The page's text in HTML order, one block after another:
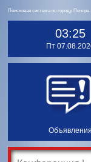
Поисковая система по городу Печора.
03:25
Пт
Объявления